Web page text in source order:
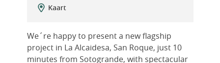
Kaart
We´re happy to present a new flagship
project in La Alcaidesa, San Roque, just 10
minutes from Sotogrande, with spectacular